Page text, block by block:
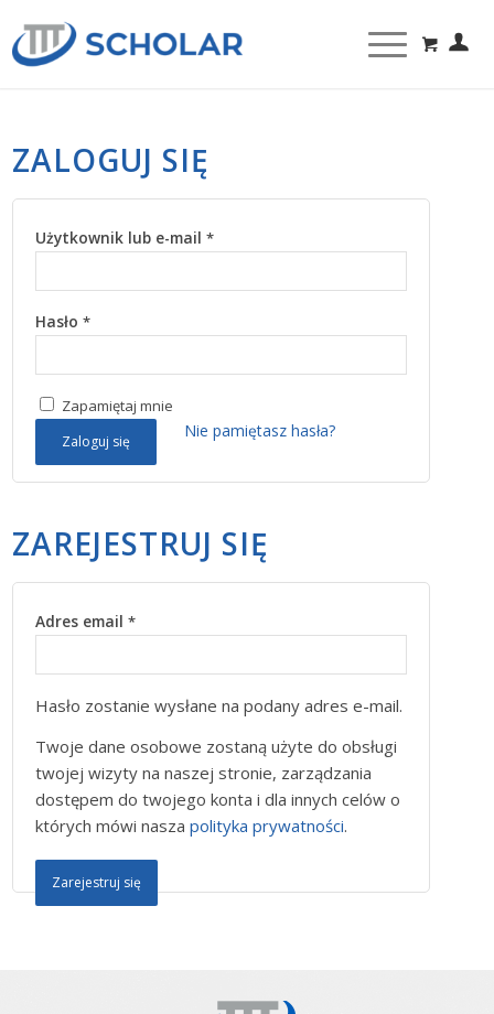
ZALOGUJ SIĘ
Użytkownik lub e-mail*
Hasło*
Zapamiętaj mnie
Zaloguj się
Nie pamiętasz hasła?
ZAREJESTRUJ SIĘ
Adres email*
Hasło zostanie wysłane na podany adres e-mail.
Twoje dane osobowe zostaną użyte do obsługi
twojej wizyty na naszej stronie, zarządzania
dostępem do twojego konta i dla innych celów o
których mówi naszapolityka prywatności.
Zarejestruj się